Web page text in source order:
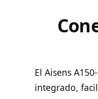
El Aisens
integrado,